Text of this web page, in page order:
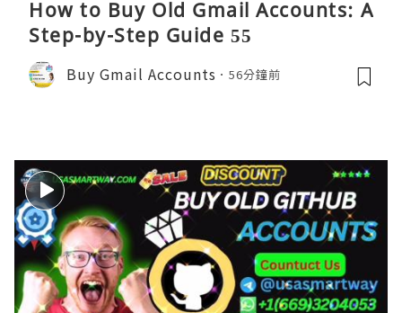
How to Buy Old Gmail Accounts: A
Step-by-Step Guide 55
Buy Gmail Accounts 56分鐘前